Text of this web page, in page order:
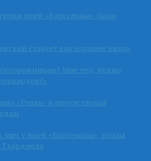
моей «Барселоны» были
стареет как хорошее вино»
Мне что, нужно
«Реала» и почувствовал
мяч у моей «Барселоны», нужна